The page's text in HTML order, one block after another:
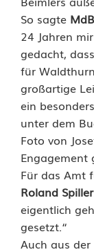
So sagte
24 Jahren
gedacht,
für
großartige
ein
unter dem
Foto von
Engagement
Für das Amt
Roland Spiller
eigentlich
gesetzt.“
Auch aus